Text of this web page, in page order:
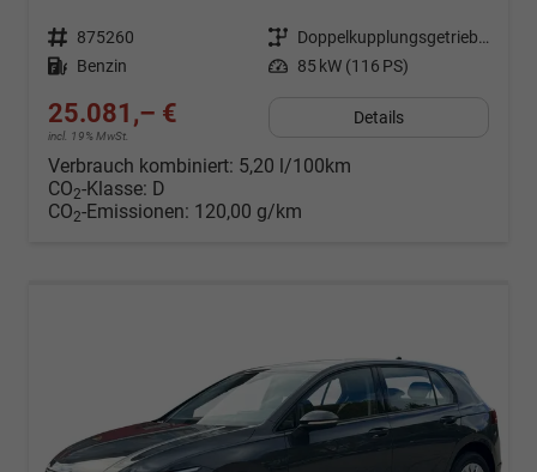
Fahrzeugnr. 875260 Getriebe
Doppelkupplungsgetriebe (DSG)
Kraftstoff Benzin Leistung 85 kW (116 PS)
25.081,– €
incl. 19% MwSt.
Details
Verbrauch kombiniert: 5,20 l/100km
CO2-Klasse: D
CO2-Emissionen: 120,00 g/km